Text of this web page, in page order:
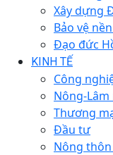
Xây dựng
Bảo vệ
Đạo đức
KINH TẾ
Công
Nông-
Thương
Đầu tư
Nông